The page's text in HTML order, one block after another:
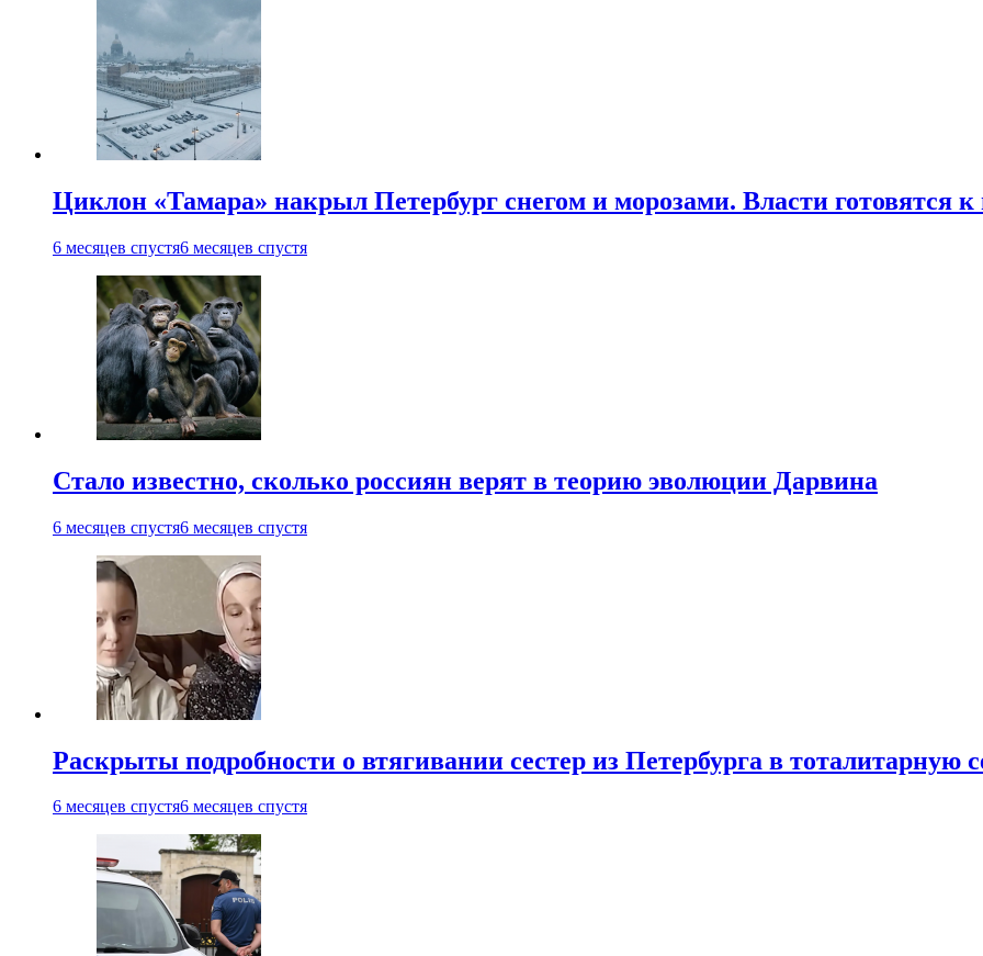
Циклон «Тамара» накрыл Петербург снегом и морозами. Власти готовятся к
6 месяцев спустя6 месяцев спустя
Стало известно, сколько россиян верят в теорию эволюции Дарвина
6 месяцев спустя6 месяцев спустя
Раскрыты подробности о втягивании сестер из Петербурга в тоталитарную
6 месяцев спустя6 месяцев спустя